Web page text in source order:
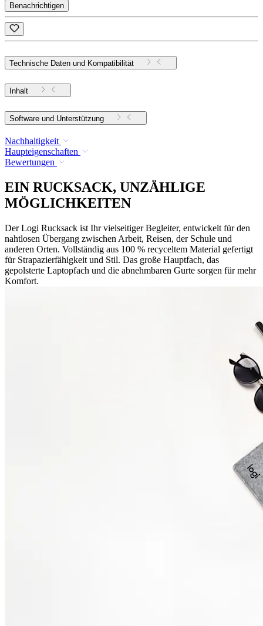
Benachrichtigen
Technische Daten und Kompatibilität
Inhalt
Software und Unterstützung
Nachhaltigkeit
Haupteigenschaften
Bewertungen
EIN RUCKSACK, UNZÄHLIGE
MÖGLICHKEITEN
Der Logi Rucksack ist Ihr vielseitiger Begleiter, entwickelt für den
nahtlosen Übergang zwischen Arbeit, Reisen, der Schule und
anderen Orten. Vollständig aus 100 % recyceltem Material gefertigt
für Strapazierfähigkeit und Stil. Das große Hauptfach, das
gepolsterte Laptopfach und die abnehmbaren Gurte sorgen für mehr
Komfort.